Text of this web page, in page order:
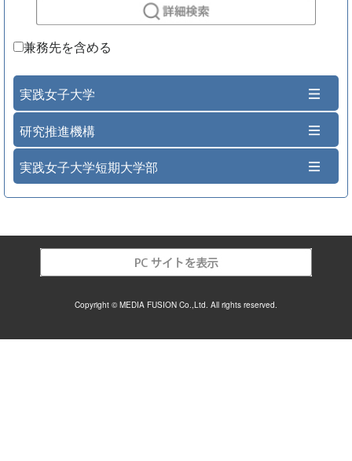
兼務先を含める
実践女子大学
研究推進機構
実践女子大学短期大学部
Copyright © MEDIA FUSION Co.,Ltd. All rights reserved.